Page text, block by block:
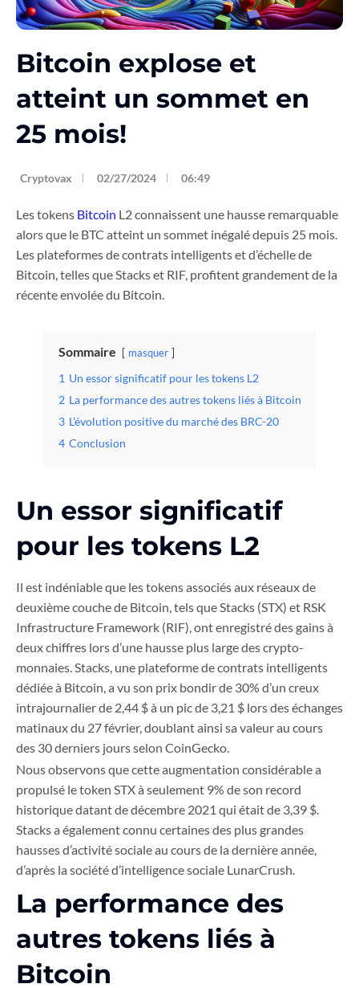
Bitcoin explose et
atteint un sommet en
25 mois!
Cryptovax 02/27/2024 06:49
Les tokens Bitcoin L2 connaissent une hausse remarquable
alors que le BTC atteint un sommet inégalé depuis 25 mois.
Les plateformes de contrats intelligents et d’échelle de
Bitcoin, telles que Stacks et RIF, profitent grandement de la
récente envolée du Bitcoin.
Sommaire masquer
1 Un essor significatif pour les tokens L2
2 La performance des autres tokens liés à Bitcoin
3 L’évolution positive du marché des BRC-20
4 Conclusion
Un essor significatif
pour les tokens L2
Il est indéniable que les tokens associés aux réseaux de
deuxième couche de Bitcoin, tels que Stacks (STX) et RSK
Infrastructure Framework (RIF), ont enregistré des gains à
deux chiffres lors d’une hausse plus large des crypto-
monnaies. Stacks, une plateforme de contrats intelligents
dédiée à Bitcoin, a vu son prix bondir de 30% d’un creux
intrajournalier de 2,44 $ à un pic de 3,21 $ lors des échanges
matinaux du 27 février, doublant ainsi sa valeur au cours
des 30 derniers jours selon CoinGecko.
Nous observons que cette augmentation considérable a
propulsé le token STX à seulement 9% de son record
historique datant de décembre 2021 qui était de 3,39 $.
Stacks a également connu certaines des plus grandes
hausses d’activité sociale au cours de la dernière année,
d’après la société d’intelligence sociale LunarCrush.
La performance des
autres tokens liés à
Bitcoin